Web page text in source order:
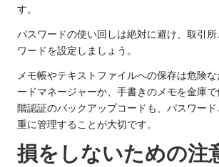
す。
パスワードの使い回しは絶対に避け、取引
ワードを設定しましょう。
メモ帳やテキストファイルへの保存は危険
ードマネージャーか、手書きのメモを金庫
階認証のバックアップコードも、パスワー
重に管理することが大切です。
損をしないための注